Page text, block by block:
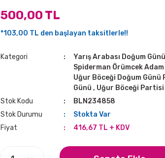
500,00 TL
*103,00 TL den başlayan taksitlerle!!
Kategori Yarış Arabası Doğum
Spiderman Örümcek
Uğur Böceği Doğum Günü
Günü , Uğur Böceği Partisi
Stok Kodu
BLN234858
Stok Durumu
Stokta Var
Fiyat
416,67 TL + KDV